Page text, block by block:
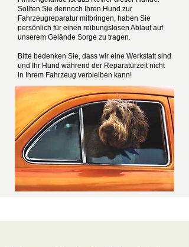
Sollten Sie dennoch Ihren Hund zur
Fahrzeugreparatur mitbringen, haben Sie
persönlich für einen reibungslosen Ablauf auf
unserem Gelände Sorge zu tragen.
Bitte bedenken Sie, dass wir eine Werkstatt sind
und Ihr Hund während der Reparaturzeit nicht
in Ihrem Fahrzeug verbleiben kann!